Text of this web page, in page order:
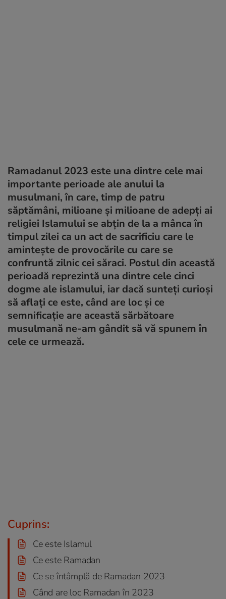
Ramadanul 2023 este una dintre cele mai
importante perioade ale anului la
musulmani, în care, timp de patru
săptămâni, milioane și milioane de adepți ai
religiei Islamului se abțin de la a mânca în
timpul zilei ca un act de sacrificiu care le
amintește de provocările cu care se
confruntă zilnic cei săraci. Postul din această
perioadă reprezintă una dintre cele cinci
dogme ale islamului, iar dacă sunteți curioși
să aflați ce este, când are loc și ce
semnificație are această sărbătoare
musulmană ne-am gândit să vă spunem în
cele ce urmează.
Cuprins:
Ce este Islamul
Ce este Ramadan
Ce se întâmplă de Ramadan 2023
Când are loc Ramadan în 2023